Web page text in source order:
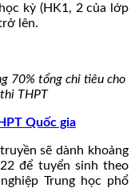
kỳ (HK1, 2 của lớp
lên.
70% tổng chỉ tiêu cho
THPT
Quốc gia
sẽ dành khoảng
để tuyển sinh theo
Trung học phổ